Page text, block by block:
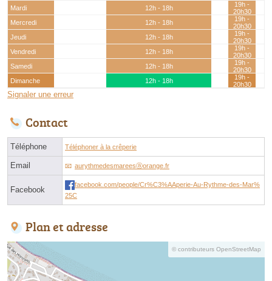
Mardi
12h - 18h
19h -
20h30
Mercredi
12h - 18h
19h -
20h30
Jeudi
12h - 18h
19h -
20h30
Vendredi
12h - 18h
19h -
20h30
Samedi
12h - 18h
19h -
20h30
Dimanche
12h - 18h
19h -
20h30
Signaler une erreur
Contact
Téléphone Téléphoner à la crêperie
Email aurythmedesmareesⓐorange.fr
Facebook
facebook.com/people/Cr%C3%AAperie-Au-Rythme-des-Mar%
25C
Plan et adresse
© contributeurs OpenStreetMap